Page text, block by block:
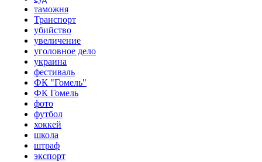
таможня
Транспорт
убийство
увеличение
уголовное дело
украина
фестиваль
ФК "Гомель"
ФК Гомель
фото
футбол
хоккей
школа
штраф
экспорт